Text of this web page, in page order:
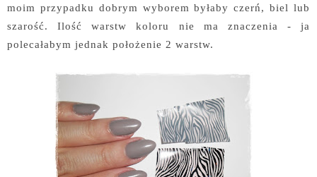
moim przypadku dobrym wyborem byłaby czerń, biel lub
szarość. Ilość warstw koloru nie ma znaczenia - ja
polecałabym jednak położenie 2 warstw.